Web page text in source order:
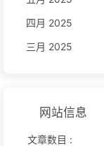
四月 2025
三月 2025
网站信息
文章数目 :